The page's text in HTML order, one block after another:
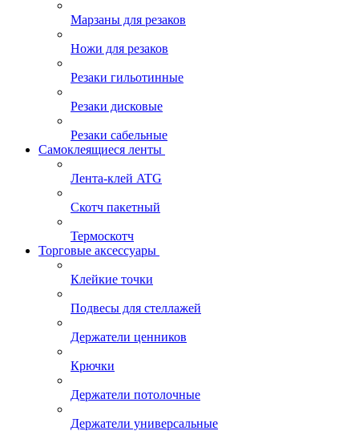
Марзаны для резаков
Ножи для резаков
Резаки гильотинные
Резаки дисковые
Резаки сабельные
Самоклеящиеся ленты
Лента-клей ATG
Скотч пакетный
Термоскотч
Торговые аксессуары
Клейкие точки
Подвесы для стеллажей
Держатели ценников
Крючки
Держатели потолочные
Держатели универсальные